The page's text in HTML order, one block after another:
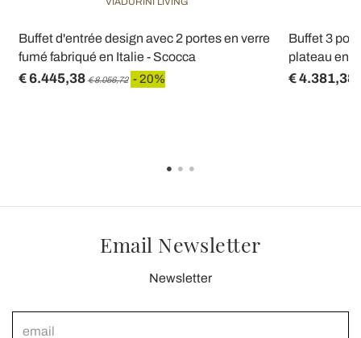
Buffet d'entrée design avec 2 portes en verre
fumé fabriqué en Italie - Scocca
€ 6.445,38 € 8.056,72 - 20%
Buffet 3
plateau en
€ 4.381,38
Email Newsletter
Newsletter